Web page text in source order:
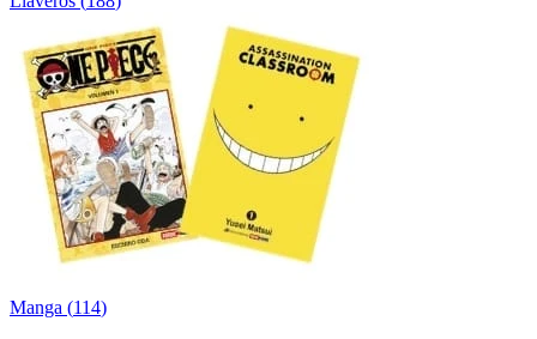
Manga (114)